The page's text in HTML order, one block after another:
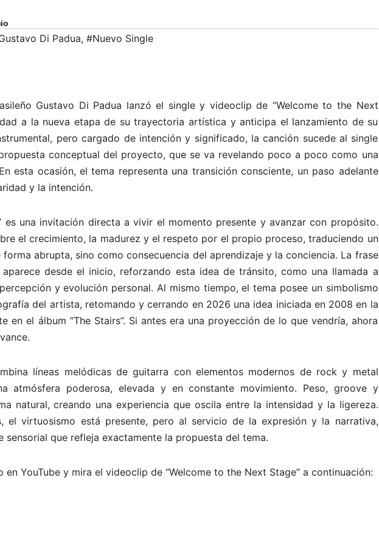
Di Padua, #Nuevo Single
Gustavo Di Padua lanzó el single y videoclip de “Welcome to the Next
a la nueva etapa de su trayectoria artística y anticipa el lanzamiento de su
pero cargado de intención y significado, la canción sucede al single
conceptual del proyecto, que se va revelando poco a poco como una
esta ocasión, el tema representa una transición consciente, un paso adelante
y la intención.
es una invitación directa a vivir el momento presente y avanzar con propósito.
el crecimiento, la madurez y el respeto por el propio proceso, traduciendo un
abrupta, sino como consecuencia del aprendizaje y la conciencia. La frase
desde el inicio, reforzando esta idea de tránsito, como una llamada a
y evolución personal. Al mismo tiempo, el tema posee un simbolismo
del artista, retomando y cerrando en 2026 una idea iniciada en 2008 en la
en el álbum “The Stairs”. Si antes era una proyección de lo que vendría, ahora
líneas melódicas de guitarra con elementos modernos de rock y metal
atmósfera poderosa, elevada y en constante movimiento. Peso, groove y
natural, creando una experiencia que oscila entre la intensidad y la ligereza.
el virtuosismo está presente, pero al servicio de la expresión y la narrativa,
sensorial que refleja exactamente la propuesta del tema.
en YouTube y mira el videoclip de “Welcome to the Next Stage” a continuación: